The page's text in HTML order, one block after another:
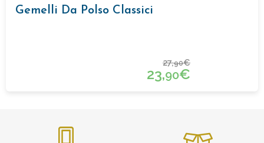
Gemelli Da Polso Classici
27,90€
23,90€